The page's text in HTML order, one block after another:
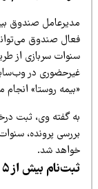
صندوق بیمه
صندوق می‌توانند از
سربازی از طریق
در وب‌سایت
روستا» انجام
گفته وی، ثبت
پرونده، سنوات
شد.
بیش از ۵ هزار نفر